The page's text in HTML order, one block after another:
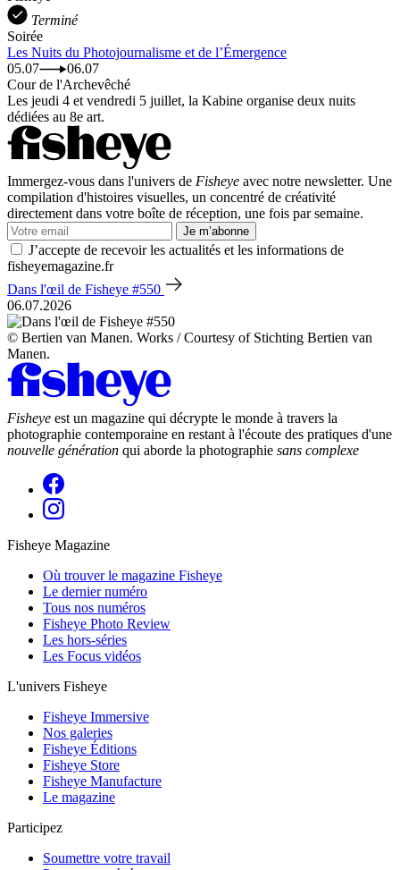
Terminé
Soirée
Les Nuits du Photojournalisme et de l’Émergence
05.07
06.07
Cour de l'Archevêché
Les jeudi 4 et vendredi 5 juillet, la Kabine organise deux nuits
dédiées au 8e art.
Immergez-vous dans l'univers de Fisheye avec notre newsletter. Une
compilation d'histoires visuelles, un concentré de créativité
directement dans votre boîte de réception, une fois par semaine.
Je m’abonne
J’accepte de recevoir les actualités et les informations de
fisheyemagazine.fr
Dans l'œil de Fisheye #550
06.07.2026
© Bertien van Manen. Works / Courtesy of Stichting Bertien van
Manen.
Fisheye est un magazine qui décrypte le monde à travers la
photographie contemporaine en restant à l'écoute des pratiques d'une
nouvelle génération qui aborde la photographie sans complexe
Fisheye Magazine
Où trouver le magazine Fisheye
Le dernier numéro
Tous nos numéros
Fisheye Photo Review
Les hors-séries
Les Focus vidéos
L'univers Fisheye
Fisheye Immersive
Nos galeries
Fisheye Éditions
Fisheye Store
Fisheye Manufacture
Le magazine
Participez
Soumettre votre travail